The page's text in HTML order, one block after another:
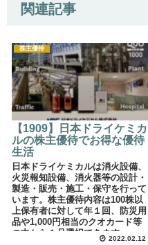
関連記事
株主優待
【1909】日本ドライケミカ
ルの株主優待でお得な優待
生活
日本ドライケミカルは消火設備、
火災報知設備、消火器等の設計・
製造・販売・施工・保守を行って
います。株主優待内容は100株以
上保有者に対して年１回、防災用
品や1,000円相当のクオカード等
の中から１品選択できます。
2022.02.12